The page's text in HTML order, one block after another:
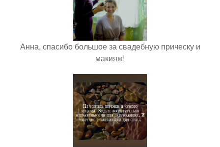
Анна, спасибо большое за свадебную прическу и
макияж!